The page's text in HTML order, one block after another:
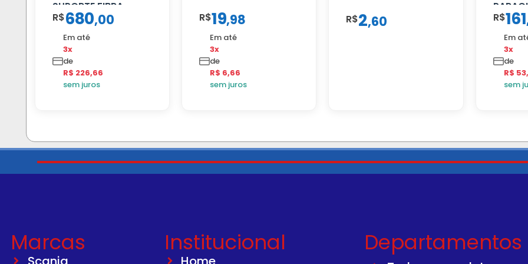
SUPORTE FIBRA
R$680,00
Em até
3x
de
R$ 226,66
sem juros
R$19,98
Em até
3x
de
R$ 6,66
sem juros
R$2,60
12.170
R$161
Em
3x
de
R$
sem
Marcas Institucional Departamentos